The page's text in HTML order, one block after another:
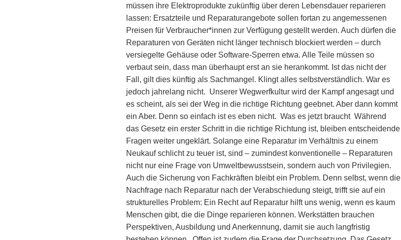
müssen ihre Elektroprodukte zukünftig über deren Lebensdauer reparieren
lassen: Ersatzteile und Reparaturangebote sollen fortan zu angemessenen
Preisen für Verbraucher*innen zur Verfügung gestellt werden. Auch dürfen die
Reparaturen von Geräten nicht länger technisch blockiert werden – durch
versiegelte Gehäuse oder Software-Sperren etwa. Alle Teile müssen so
verbaut sein, dass man überhaupt erst an sie herankommt. Ist das nicht der
Fall, gilt dies künftig als Sachmangel. Klingt alles selbstverständlich. War es
jedoch jahrelang nicht. Unserer Wegwerfkultur wird der Kampf angesagt und
es scheint, als sei der Weg in die richtige Richtung geebnet. Aber dann kommt
ein Aber. Denn so einfach ist es eben nicht. Was es jetzt braucht Während
das Gesetz ein erster Schritt in die richtige Richtung ist, bleiben entscheidende
Fragen weiter ungeklärt. Solange eine Reparatur im Verhältnis zu einem
Neukauf schlicht zu teuer ist, sind – zumindest konventionelle – Reparaturen
nicht nur eine Frage von Umweltbewusstsein, sondern auch von Privilegien.
Auch die Sicherung von Fachkräften bleibt ein Problem. Denn selbst, wenn die
Nachfrage nach Reparatur nach der Verabschiedung steigt, trifft sie auf ein
strukturelles Problem: Ein Recht auf Reparatur hilft uns wenig, wenn es kaum
Menschen gibt, die die Dinge reparieren können. Werkstätten brauchen
Perspektiven, Ausbildung und Anerkennung, damit sie auch langfristig